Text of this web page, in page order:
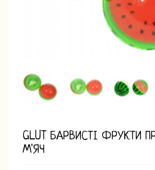
GLUT БАРВИСТІ ФРУКТИ
М'ЯЧ